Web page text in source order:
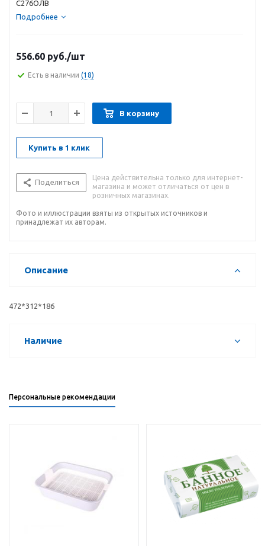
С276ОЛВ
Подробнее
556.60 руб./шт
Есть в наличии (18)
В корзину
Купить в 1 клик
Поделиться
Цена действительна только для интернет-
магазина и может отличаться от цен в
розничных магазинах.
Фото и иллюстрации взяты из открытых источников и
принадлежат их авторам.
Описание
472*312*186
Наличие
Персональные рекомендации